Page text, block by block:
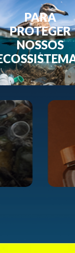
PARA
PROTEGER
NOSSOS